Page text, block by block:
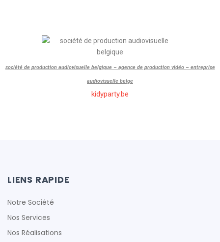
société de production audiovisuelle belgique – agence de production vidéo – entreprise
audiovisuelle belge
kidyparty.be
LIENS RAPIDE
Notre Société
Nos Services
Nos Réalisations